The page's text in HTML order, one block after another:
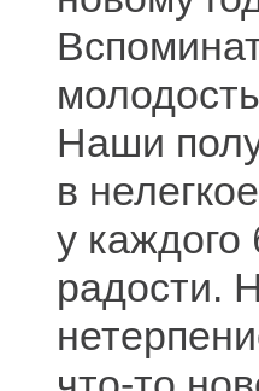
Наши
в
у
радости.